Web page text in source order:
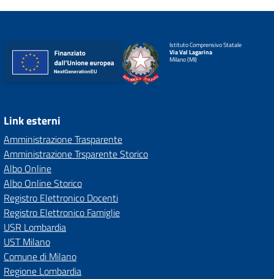
Istituto Comprensivo Statale
Via Val Lagarina
Milano (MI)
Link esterni
Amministrazione Trasparente
Amministrazione Trsparente Storico
Albo Online
Albo Online Storico
Registro Elettronico Docenti
Registro Elettronico Famiglie
USR Lombardia
UST Milano
Comune di Milano
Regione Lombardia